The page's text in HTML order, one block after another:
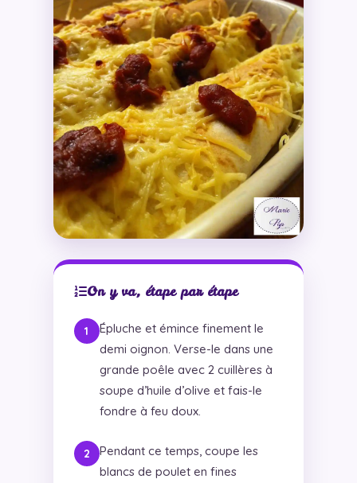
On y va, étape par étape
Épluche et émince finement le
demi oignon. Verse-le dans une
grande poêle avec 2 cuillères à
soupe d’huile d’olive et fais-le
fondre à feu doux.
Pendant ce temps, coupe les
blancs de poulet en fines